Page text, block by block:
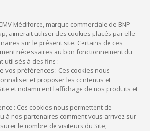
FacebookLinkedinInstagramYoutube
?
Médiforce, marque commerciale de BNP
aimerait utiliser des cookies placés par elle
sur le présent site. Certains de ces
nécessaires au bon fonctionnement du
utilisés à des fins :
vos préférences : Ces cookies nous
et proposer les contenus et
et notamment l’affichage de nos produits et
: Ces cookies nous permettent de
nos partenaires comment vous arrivez sur
le nombre de visiteurs du Site;